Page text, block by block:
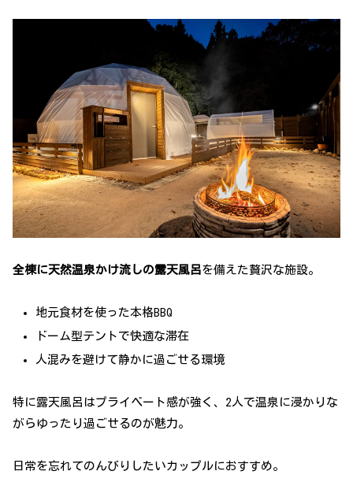
全棟に天然温泉かけ流しの露天風呂を備えた贅沢な施設。
地元食材を使った本格BBQ
ドーム型テントで快適な滞在
人混みを避けて静かに過ごせる環境
特に露天風呂はプライベート感が強く、2人で温泉に浸かりな
がらゆったり過ごせるのが魅力。
日常を忘れてのんびりしたいカップルにおすすめ。